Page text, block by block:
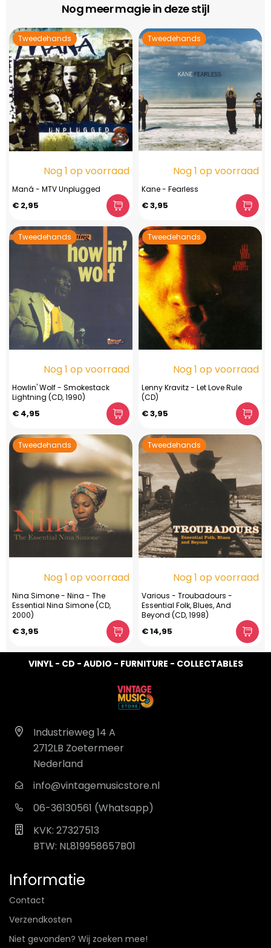
Nog meer magie in deze stijl
Tweedehands
Nog 1 op voorraad
Maná - MTV Unplugged
€ 2,95
Tweedehands
Nog 1 op voorraad
Kane - Fearless
€ 3,95
Tweedehands
Nog 1 op voorraad
Howlin' Wolf - Smokestack
Lightning (CD, 1990)
€ 4,95
Tweedehands
Nog 1 op voorraad
Lenny Kravitz - Let Love Rule
(CD)
€ 3,95
Tweedehands
Nog 1 op voorraad
Nina Simone - Nina - The
Essential Nina Simone (CD,
2000)
€ 3,95
Tweedehands
Nog 1 op voorraad
Various - Troubadours -
Essential Folk, Blues, And
Beyond (CD, 1998)
€ 14,95
VINYL - CD - AUDIO - FURNITURE - COLLECTABLES
Industrieweg 14 A
2712LB Zoetermeer
Nederland
info@vintagemusicstore.nl
06-36130561 (Whatsapp)
KVK: 27327513
BTW: NL819958657B01
Informatie
Contact
Verzendkosten
Niet gevonden? Wij zoeken mee!